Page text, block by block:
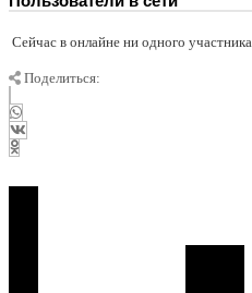
Сейчас в онлайне ни одного участника
Поделиться: